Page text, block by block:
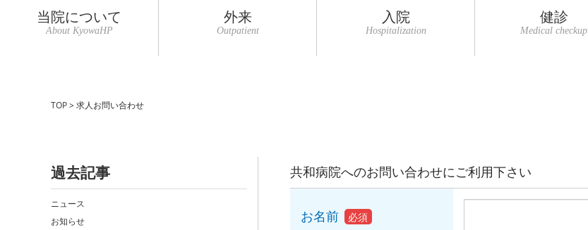
当院について
About KyowaHP
外来
Outpatient
入院
Hospitalization
健診
Medical checkup
TOP>求人お問い合わせ
過去記事
ニュース
お知らせ
共和病院へのお問い合わせにご利用下さい
お名前 必須